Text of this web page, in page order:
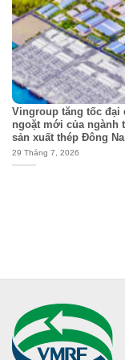
Vingroup tăng tốc đại
ngoặt mới của ngành
sản xuất thép Đông
29 Tháng 7, 2026